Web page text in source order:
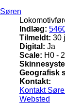
Søren
Indlæg:
Tilmeldt: 30
Digital: Ja
Scale: H0 -
Geografisk
Kontakt:
Kontakt
Websted